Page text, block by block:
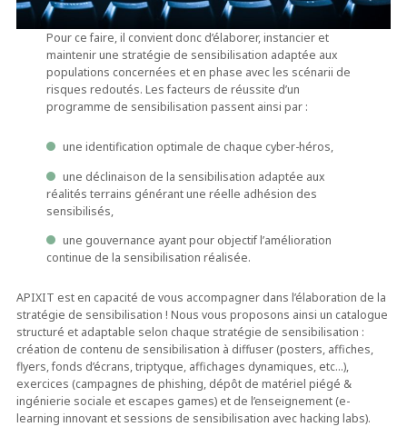
Pour ce faire, il convient donc d’élaborer, instancier et
maintenir une stratégie de sensibilisation adaptée aux
populations concernées et en phase avec les scénarii de
risques redoutés. Les facteurs de réussite d’un
programme de sensibilisation passent ainsi par :
une identification optimale de chaque cyber-héros,
une déclinaison de la sensibilisation adaptée aux
réalités terrains générant une réelle adhésion des
sensibilisés,
une gouvernance ayant pour objectif l’amélioration
continue de la sensibilisation réalisée.
APIXIT est en capacité de vous accompagner dans l’élaboration de la
stratégie de sensibilisation ! Nous vous proposons ainsi un catalogue
structuré et adaptable selon chaque stratégie de sensibilisation :
création de contenu de sensibilisation à diffuser (posters, affiches,
flyers, fonds d’écrans, triptyque, affichages dynamiques, etc…),
exercices (campagnes de phishing, dépôt de matériel piégé &
ingénierie sociale et escapes games) et de l’enseignement (e-
learning innovant et sessions de sensibilisation avec hacking labs).